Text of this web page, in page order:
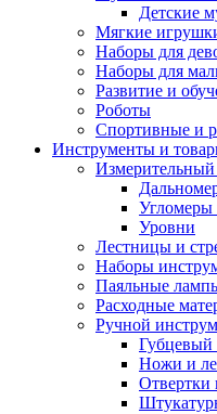
Детские
Мягкие
Наборы для
Наборы для
Развитие и
Роботы
Спортивные и
Инструменты и
Уровни
Лестницы и
Наборы
Паяльные
Расходные
Ручной
Губцевый
Ножи и
Отвертки